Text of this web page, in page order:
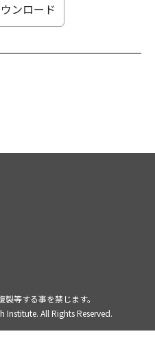
ンロード
等する事を禁じます。
Institute. All Rights Reserved.